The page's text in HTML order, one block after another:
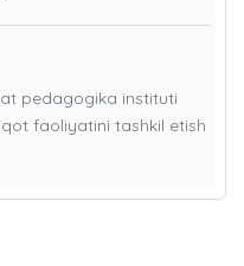
pedagogika instituti
faoliyatini tashkil etish